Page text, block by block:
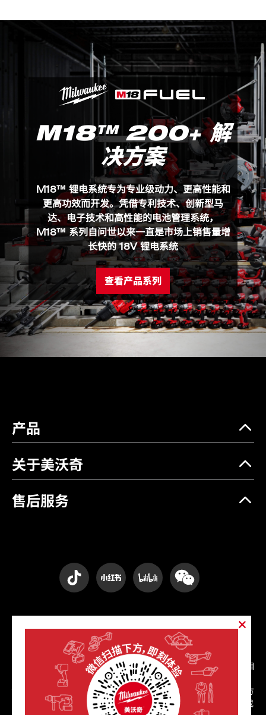
最大反向拆卸扭矩2400Nm，最大可松卸M42螺栓
美沃奇 DRIVE CONTROL™ 驱动控制技术允许用户在
四种不同速度档位和扭矩设置之间轻松切换，以最大程度
发挥工具性能
可调节辅助手柄，无需工具，可270度调节
灵活的电池系统：适用于所有 MILWAUKEE™ M18™
电池
M18 ONEFHIWF1(A)-0X
M18 ONEFHIWF1-0X (1)
产品规格
电池类型
M18™ REDLITHIUM™-ION
红锂电池
电量显示 是
LED灯
空载转速 (RPM) 0-1000 / 1100 / 1400 / 1650
扭矩(Nm) 530 / 1020 / 1800 / 2033
冲击率 (IPM)
0-1330 / 1620 / 2100 /
重量 (含电池) (kg)
电压(V)
螺母紧固扭矩（Nm） 2400
螺母紧固扭矩（Nm）
M18™ 200+ 解
决方案
M18™ 锂电系统专为专业级动力、更高性能和
更高功效而开发。凭借专利技术、创新型马
达、电子技术和高性能的电池管理系统，
M18™ 系列自问世以来一直是市场上销售量增
长快的 18V 锂电系统
查看产品系列
产品
关于美沃奇
售后服务
版权声明
© 2020-2025 美沃奇工具版权所有，受中华人民共和国法律及相
关国际条约保护。
1. 本网站所有原创内容（包括但不限于文字、图片、视频、设计方
案）未经书面授权不得用于商业目的的复制、传播、转载、摘编或